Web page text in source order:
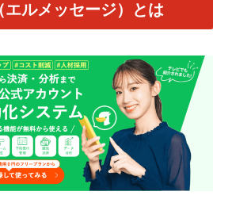
ルメッセージ）とは